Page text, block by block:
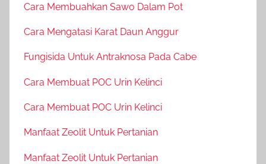
Cara Membuahkan Sawo Dalam Pot
Cara Mengatasi Karat Daun Anggur
Fungisida Untuk Antraknosa Pada Cabe
Cara Membuat POC Urin Kelinci
Cara Membuat POC Urin Kelinci
Manfaat Zeolit Untuk Pertanian
Manfaat Zeolit Untuk Pertanian